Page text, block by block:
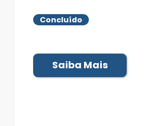
Concluído
Saiba Mais